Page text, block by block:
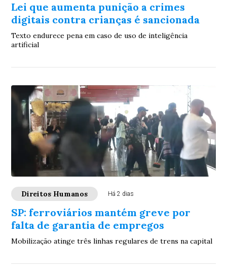
Lei que aumenta punição a crimes
digitais contra crianças é sancionada
Texto endurece pena em caso de uso de inteligência
artificial
Direitos Humanos Há 2 dias
SP: ferroviários mantém greve por
falta de garantia de empregos
Mobilização atinge três linhas regulares de trens na capital